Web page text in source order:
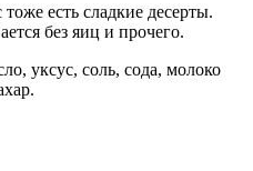
есть сладкие десерты.
без яиц и прочего.
уксус, соль, сода, молоко